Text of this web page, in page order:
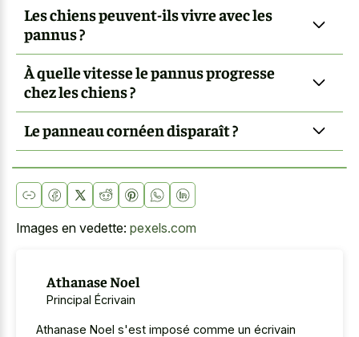
Les chiens peuvent-ils vivre avec les
pannus ?
À quelle vitesse le pannus progresse
chez les chiens ?
Le panneau cornéen disparaît ?
Images en vedette: pexels.com
Athanase Noel
Principal Écrivain
Athanase Noel s'est imposé comme un écrivain